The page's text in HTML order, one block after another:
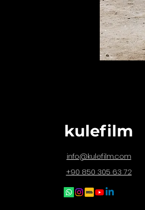
kulefilm
info@kulefilm.com
+90 850 305 63 72